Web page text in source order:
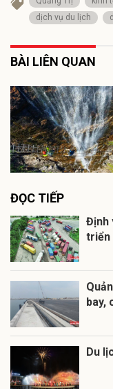
dịch vụ du lịch
BÀI LIÊN QUAN
ĐỌC TIẾP
Định
triển
bay,
Du